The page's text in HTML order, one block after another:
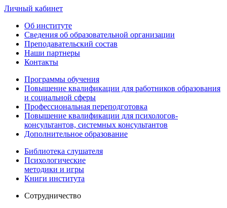
Личный кабинет
Об институте
Сведения об образовательной организации
Преподавательский состав
Наши партнеры
Контакты
Программы обучения
Повышение квалификации для работников образования
и социальной сферы
Профессиональная переподготовка
Повышение квалификации для психологов-
консультантов, системных консультантов
Дополнительное образование
Библиотека слушателя
Психологические
методики и игры
Книги института
Сотрудничество